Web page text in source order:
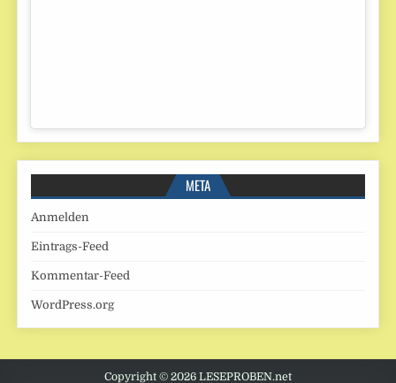
META
Anmelden
Eintrags-Feed
Kommentar-Feed
WordPress.org
Copyright © 2026 LESEPROBEN.net